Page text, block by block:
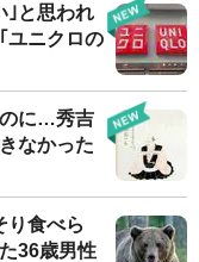
｣と思われ
ユニクロの
のに…秀吉
なかった
り食べら
36歳男性